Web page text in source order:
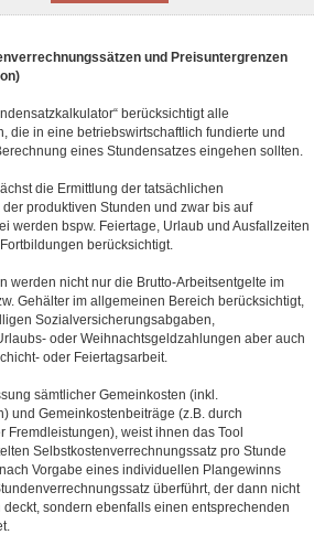
und Preisuntergrenzen
berücksichtigt alle
die in eine betriebswirtschaftlich fundierte und
eines Stundensatzes eingehen sollten.
die Ermittlung der tatsächlichen
produktiven Stunden und zwar bis auf
werden bspw. Feiertage, Urlaub und Ausfallzeiten
berücksichtigt.
werden nicht nur die Brutto-Arbeitsentgelte im
Gehälter im allgemeinen Bereich berücksichtigt,
Sozialversicherungsabgaben,
oder Weihnachtsgeldzahlungen aber auch
oder Feiertagsarbeit.
sämtlicher Gemeinkosten (inkl.
und Gemeinkostenbeiträge (z.B. durch
Fremdleistungen), weist ihnen das Tool
Selbstkostenverrechnungssatz pro Stunde
Vorgabe eines individuellen Plangewinns
überführt, der dann nicht
sondern ebenfalls einen entsprechenden